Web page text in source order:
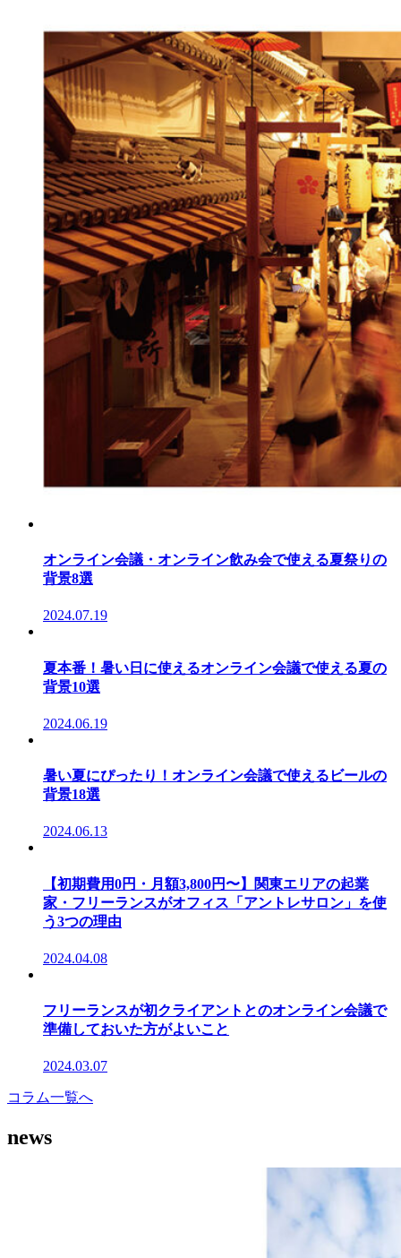
オンライン会議・オンライン飲み会で使える夏祭りの
背景8選
2024.07.19
夏本番！暑い日に使えるオンライン会議で使える夏の
背景10選
2024.06.19
暑い夏にぴったり！オンライン会議で使えるビールの
背景18選
2024.06.13
【初期費用0円・月額3,800円〜】関東エリアの起業
家・フリーランスがオフィス「アントレサロン」を使
う3つの理由
2024.04.08
フリーランスが初クライアントとのオンライン会議で
準備しておいた方がよいこと
2024.03.07
コラム一覧へ
news